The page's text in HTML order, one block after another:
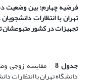
فرضیه چهارم: بین وضعیت
تهران با انتظارات
تجهیزات در کشور متبوعشان
جدول 8 مقایسه زوجی
دانشگاه تهران با انتظارات